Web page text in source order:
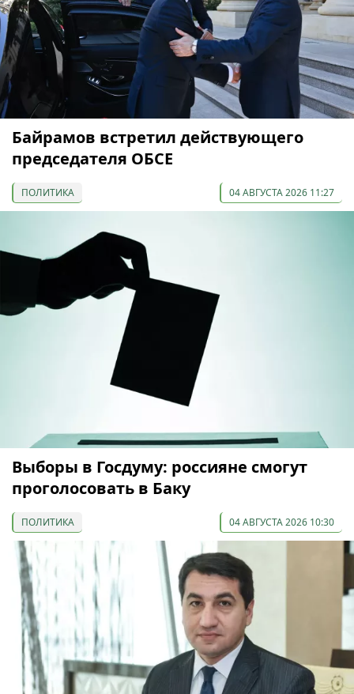
Байрамов встретил действующего
председателя ОБСЕ
ПОЛИТИКА 04 АВГУСТА 2026 11:27
Выборы в Госдуму: россияне смогут
проголосовать в Баку
ПОЛИТИКА 04 АВГУСТА 2026 10:30